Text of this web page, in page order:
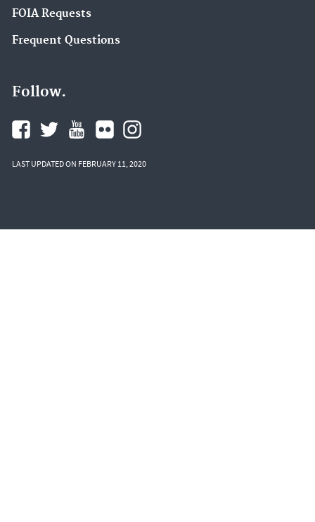
FOIA Requests
Frequent Questions
Follow.
LAST UPDATED ON FEBRUARY 11, 2020